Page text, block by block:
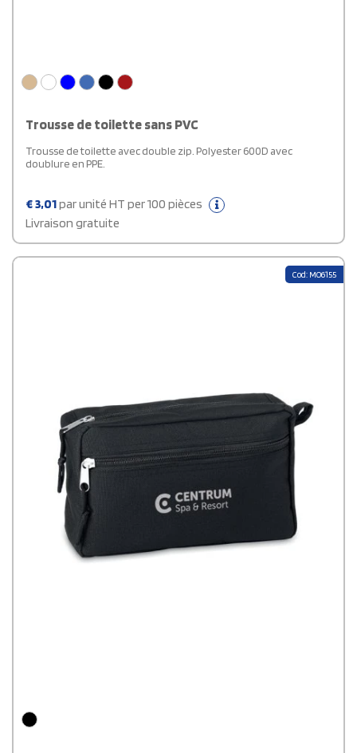
Trousse de toilette sans PVC
Trousse de toilette avec double zip. Polyester 600D avec
doublure en PPE.
€3,01par unité HT per 100 pièces
Livraison gratuite
Cod: MO6155